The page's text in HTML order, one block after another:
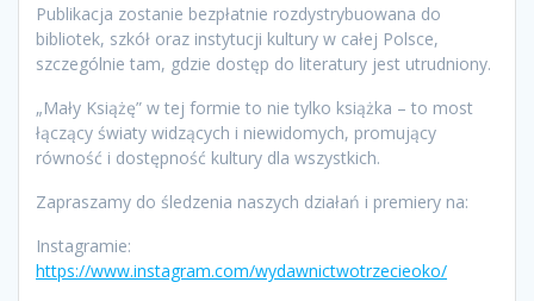
Publikacja zostanie bezpłatnie rozdystrybuowana do
bibliotek, szkół oraz instytucji kultury w całej Polsce,
szczególnie tam, gdzie dostęp do literatury jest utrudniony.
„Mały Książę” w tej formie to nie tylko książka – to most
łączący światy widzących i niewidomych, promujący
równość i dostępność kultury dla wszystkich.
Zapraszamy do śledzenia naszych działań i premiery na:
Instagramie:
https://www.instagram.com/wydawnictwotrzecieoko/